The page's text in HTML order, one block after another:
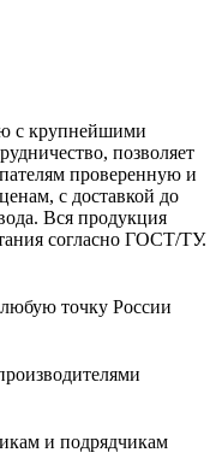
с крупнейшими
позволяет
проверенную и
с доставкой до
Вся продукция
согласно ГОСТ/ТУ.
точку России
и подрядчикам